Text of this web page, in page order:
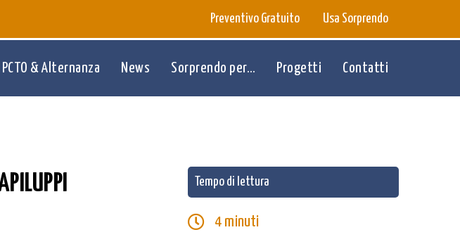
Preventivo Gratuito Usa Sorprendo
PCTO & Alternanza News Sorprendo per… Progetti Contatti
Tempo di lettura
4 minuti